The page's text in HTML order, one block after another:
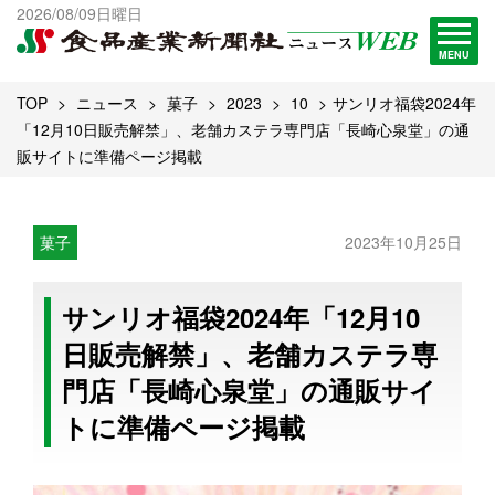
2026/08/09日曜日
MENU
出版物一覧へ
試読・購読申し込み
TOP ニュース 菓子 2023 10
サンリオ福袋2024年
「12月10日販売解禁」、老舗カステラ専門店「長崎心泉堂」の通
販サイトに準備ページ掲載
菓子 2023年10月25日
サンリオ福袋2024年「12月10
日販売解禁」、老舗カステラ専
門店「長崎心泉堂」の通販サイ
トに準備ページ掲載